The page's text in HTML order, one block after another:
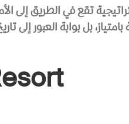
تقع في الطريق إلى
بل بوابة العبور